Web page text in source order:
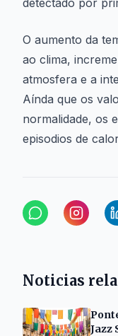
detectado por
O aumento da
ao clima,
atmosfera e a
Aínda que os
normalidade, os
episodios de
Noticias
Jazz